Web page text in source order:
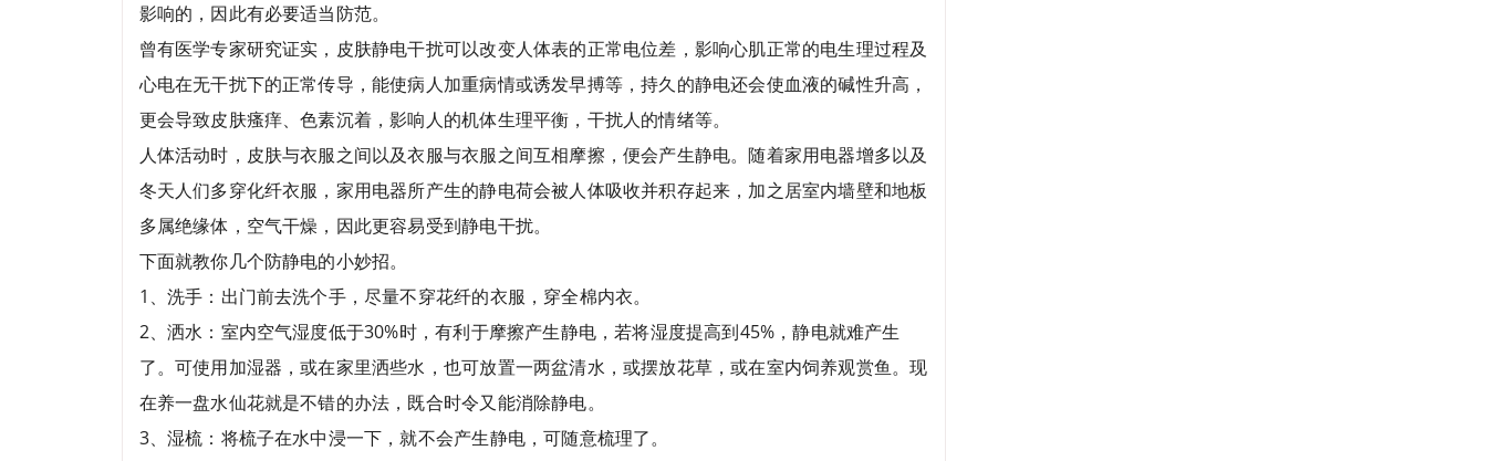
影响的，因此有必要适当防范。
曾有医学专家研究证实，皮肤静电干扰可以改变人体表的正常电位差，影响心肌正常的电生理过程及
心电在无干扰下的正常传导，能使病人加重病情或诱发早搏等，持久的静电还会使血液的碱性升高，
更会导致皮肤瘙痒、色素沉着，影响人的机体生理平衡，干扰人的情绪等。
人体活动时，皮肤与衣服之间以及衣服与衣服之间互相摩擦，便会产生静电。随着家用电器增多以及
冬天人们多穿化纤衣服，家用电器所产生的静电荷会被人体吸收并积存起来，加之居室内墙壁和地板
多属绝缘体，空气干燥，因此更容易受到静电干扰。
下面就教你几个防静电的小妙招。
1、洗手：出门前去洗个手，尽量不穿花纤的衣服，穿全棉内衣。
2、洒水：室内空气湿度低于30%时，有利于摩擦产生静电，若将湿度提高到45%，静电就难产生
了。可使用加湿器，或在家里洒些水，也可放置一两盆清水，或摆放花草，或在室内饲养观赏鱼。现
在养一盘水仙花就是不错的办法，既合时令又能消除静电。
3、湿梳：将梳子在水中浸一下，就不会产生静电，可随意梳理了。